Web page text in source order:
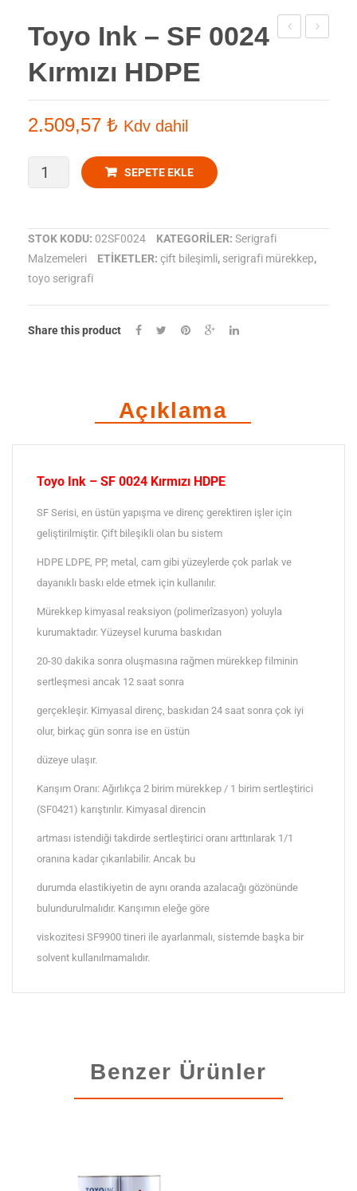
Toyo Ink – SF 0024
Kırmızı HDPE
2.509,57 ₺ Kdv dahil
Toyo
-
SF
Kırmızı
SEPETE EKLE
STOK KODU: 02SF0024 KATEGORILER: Serigrafi
Malzemeleri
ETIKETLER: çift bileşimli, serigrafi mürekkep,
toyo serigrafi
Share this product
Açıklama
Toyo Ink – SF 0024 Kırmızı HDPE
SF Serisi, en üstün yapışma ve direnç gerektiren işler için
geliştirilmiştir. Çift bileşikli olan bu sistem
HDPE LDPE, PP, metal, cam gibi yüzeylerde çok parlak ve
dayanıklı baskı elde etmek için kullanılır.
Mürekkep kimyasal reaksiyon (polimerîzasyon) yoluyla
kurumaktadır. Yüzeysel kuruma baskıdan
20-30 dakika sonra oluşmasına rağmen mürekkep filminin
sertleşmesi ancak 12 saat sonra
gerçekleşir. Kimyasal direnç, baskıdan 24 saat sonra çok iyi
olur, birkaç gün sonra ise en üstün
düzeye ulaşır.
Karışım Oranı: Ağırlıkça 2 birim mürekkep / 1 birim sertleştirici
(SF0421) karıştırılır. Kimyasal direncin
artması istendiği takdirde sertleştirici oranı arttırılarak 1/1
oranına kadar çıkarılabilir. Ancak bu
durumda elastikiyetin de aynı oranda azalacağı gözönünde
bulundurulmalıdır. Karışımın eleğe göre
viskozitesi SF9900 tineri ile ayarlanmalı, sistemde başka bir
solvent kullanılmamalıdır.
Benzer Ürünler